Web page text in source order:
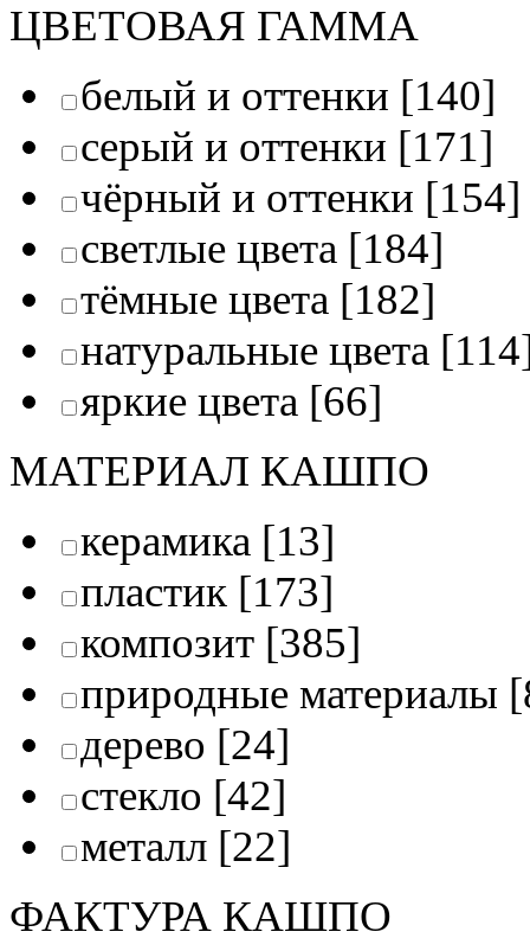
ЦВЕТОВАЯ ГАММА
белый и оттенки [140]
серый и оттенки [171]
чёрный и оттенки [154]
светлые цвета [184]
тёмные цвета [182]
натуральные цвета
яркие цвета [66]
МАТЕРИАЛ КАШПО
керамика [13]
пластик [173]
композит [385]
природные материалы
дерево [24]
стекло [42]
металл [22]
ФАКТУРА КАШПО